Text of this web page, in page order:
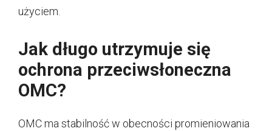
użyciem.
Jak długo utrzymuje się
ochrona przeciwsłoneczna
OMC?
OMC ma stabilność w obecności promieniowania